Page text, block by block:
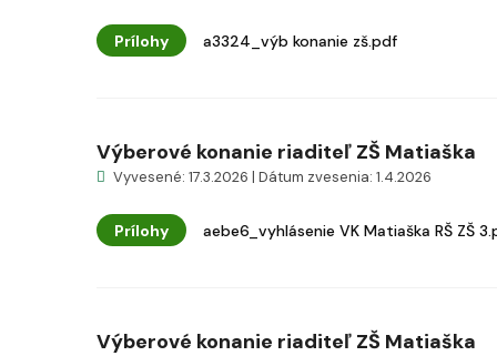
Prílohy a3324_výb konanie zš.pdf
Výberové konanie riaditeľ ZŠ Matiaška
Vyvesené: 17.3.2026 | Dátum zvesenia: 1.4.2026
Prílohy aebe6_vyhlásenie VK Matiaška RŠ ZŠ
Výberové konanie riaditeľ ZŠ Matiaška